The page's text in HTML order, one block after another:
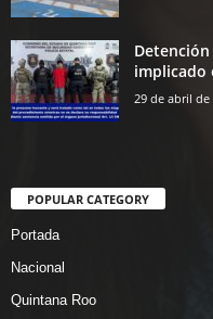
implicado
29 de abril de
POPULAR CATEGORY
Portada
Nacional
Quintana Roo